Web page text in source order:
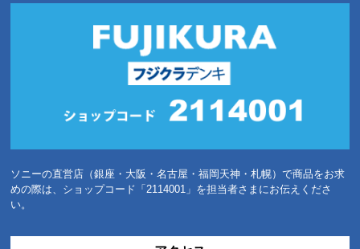
ソニーの直営店（銀座・大阪・名古屋・福岡天神・札幌）で商品をお求
めの際は、ショップコード「2114001」を担当者さまにお伝えくださ
い。